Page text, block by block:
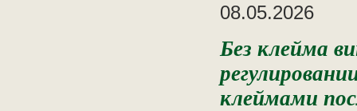
08.05.2026
Без клейма
клеймами